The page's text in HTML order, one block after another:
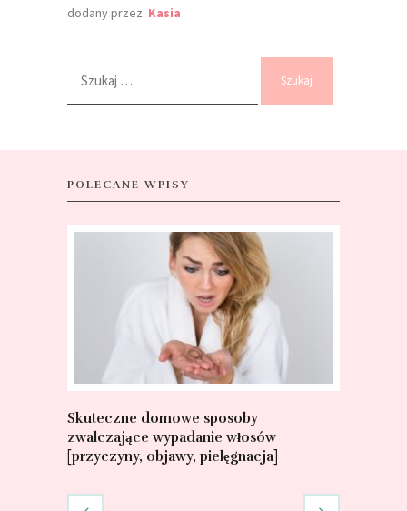
dodany przez: Kasia
POLECANE WPISY
Skuteczne domowe sposoby
zwalczające wypadanie włosów
[przyczyny, objawy, pielęgnacja]